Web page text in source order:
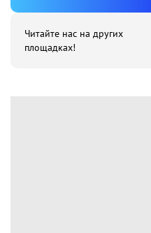
Читайте нас на других
площадках!